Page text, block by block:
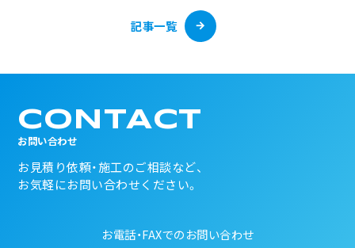
記事一覧
CONTACT
お問い合わせ
お見積り依頼・施工のご相談など、
お気軽にお問い合わせください。
お電話・FAXでのお問い合わせ